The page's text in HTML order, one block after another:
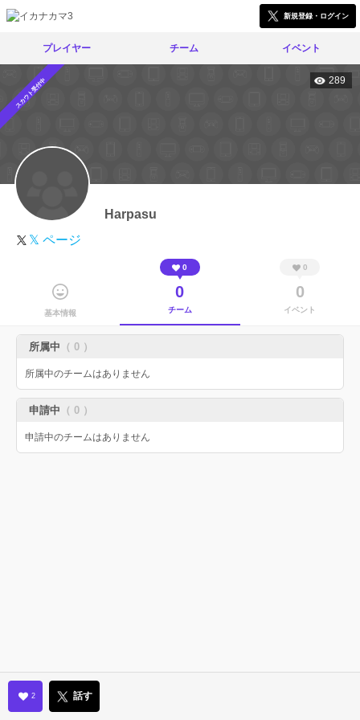
新規登録・ログイン
プレイヤー チーム イベント
スカウト受付中 289
Harpasu
𝕏 ページ
基本情報
0
0
チーム
0
0
イベント
所属中 （ 0 ）
所属中のチームはありません
申請中 （ 0 ）
申請中のチームはありません
2 話す